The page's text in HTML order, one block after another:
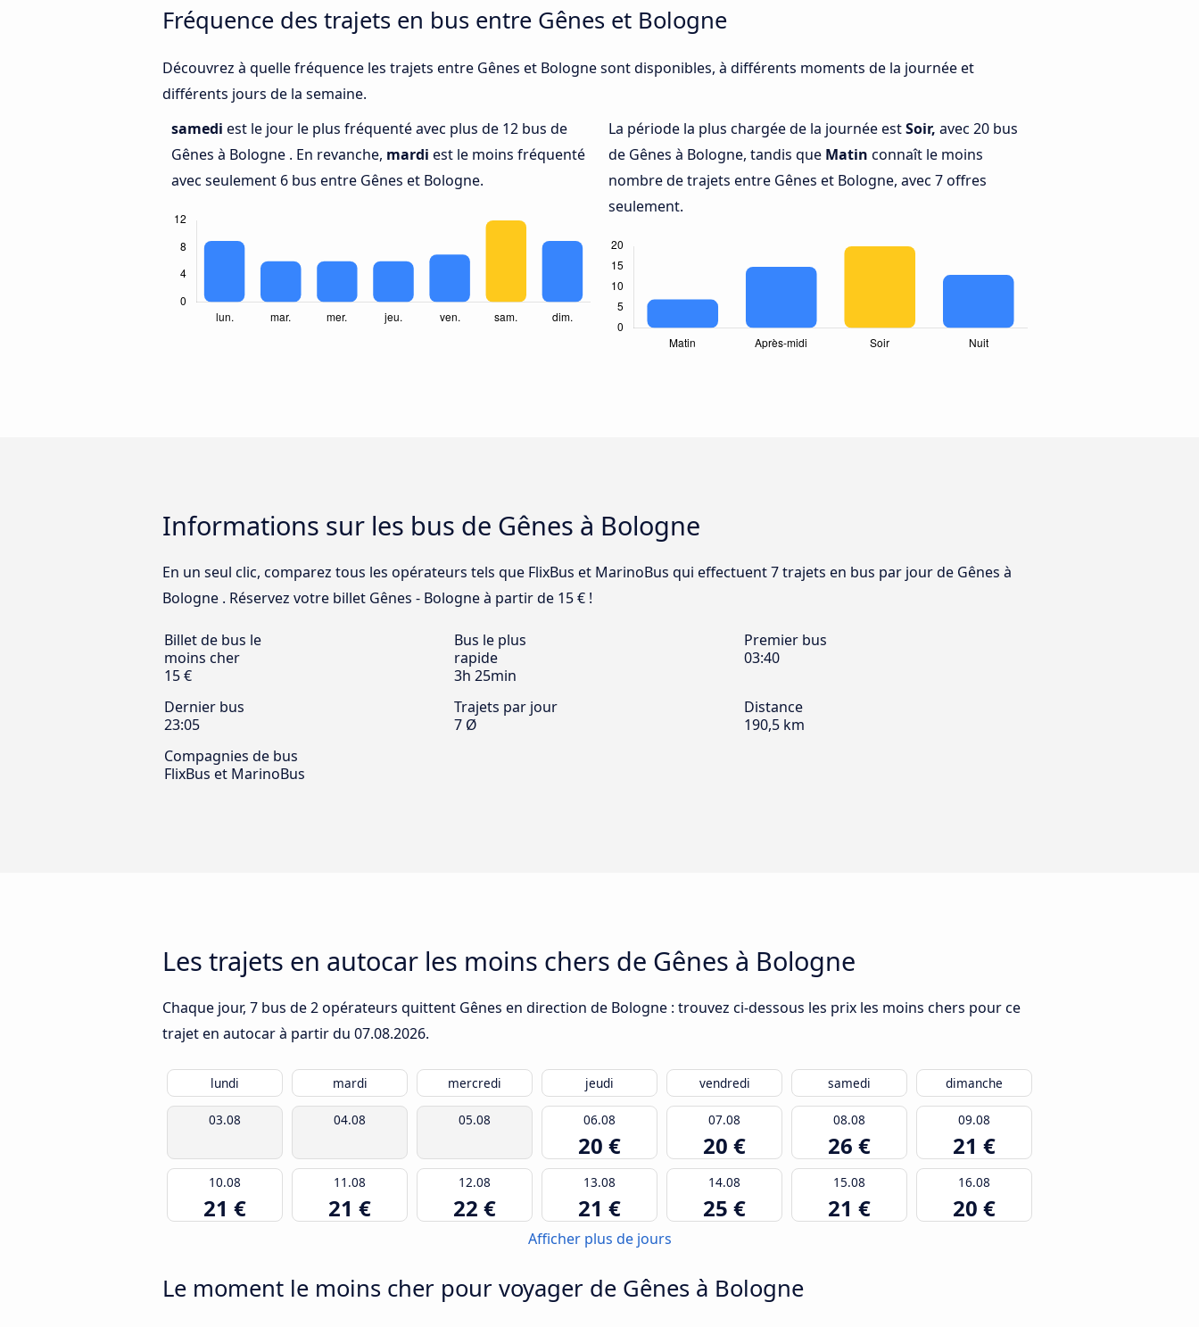
Fréquence des trajets en bus entre Gênes et Bologne
Découvrez à quelle fréquence les trajets entre Gênes et Bologne sont disponibles, à différents moments de la journée et
différents jours de la semaine.
samedi est le jour le plus fréquenté avec plus de 12 bus de
Gênes à Bologne . En revanche, mardi est le moins fréquenté
avec seulement 6 bus entre Gênes et Bologne.
La période la plus chargée de la journée estSoir, avec 20 bus
de Gênes à Bologne, tandis que Matin connaît le moins
nombre de trajets entre Gênes et Bologne, avec 7 offres
seulement.
Informations sur les bus de Gênes à Bologne
En un seul clic, comparez tous les opérateurs tels que FlixBus et MarinoBus qui effectuent 7 trajets en bus par jour de Gênes à
Bologne . Réservez votre billet Gênes - Bologne à partir de 15 € !
Billet de bus le
moins cher
15 €
Bus le plus
rapide
3h 25min
Premier bus
03:40
Dernier bus
23:05
Trajets par jour
7 Ø
Distance
190,5 km
Compagnies de bus
FlixBus et MarinoBus
Les trajets en autocar les moins chers de Gênes à Bologne
Chaque jour, 7 bus de 2 opérateurs quittent Gênes en direction de Bologne : trouvez ci-dessous les prix les moins chers pour ce
trajet en autocar à partir du 07.08.2026.
lundi mardi mercredi jeudi vendredi samedi dimanche
03.08 04.08 05.08 06.08
20 €
07.08
20 €
08.08
26 €
09.08
21 €
10.08
21 €
11.08
21 €
12.08
22 €
13.08
21 €
14.08
25 €
15.08
21 €
16.08
20 €
Afficher plus de jours
Le moment le moins cher pour voyager de Gênes à Bologne